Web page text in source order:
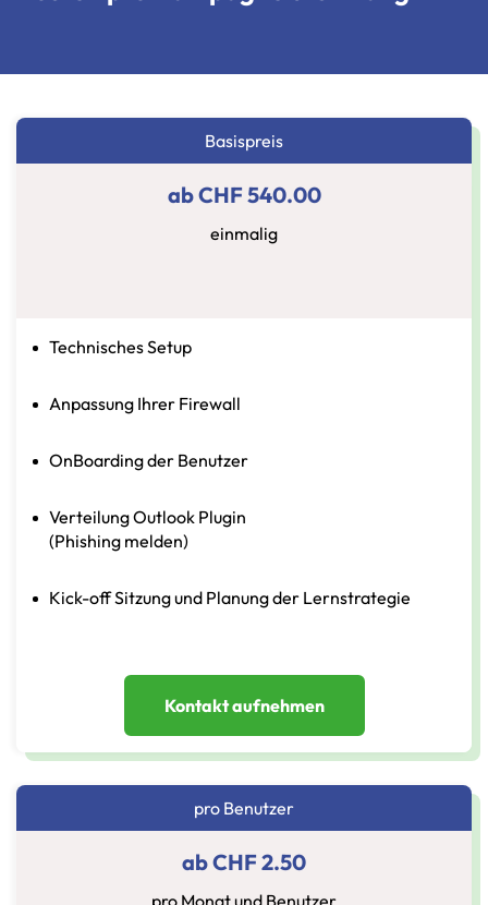
Basispreis
ab CHF 540.00
einmalig
Technisches Setup
Anpassung Ihrer Firewall
OnBoardingder Benutzer
Verteilung Outlook Plugin
(Phishing melden)
Kick-off Sitzung und Planung der Lernstrategie
Kontakt aufnehmen
pro Benutzer
ab CHF 2.50